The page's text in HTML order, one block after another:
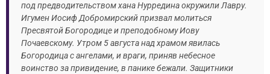
под предводительством хана Нурредина окружили Лавру.
Игумен Иосиф Добромирский призвал молиться
Пресвятой Богородице и преподобному Иову
Почаевскому. Утром 5 августа над храмом явилась
Богородица с ангелами, и враги, приняв небесное
воинство за привидение, в панике бежали. Защитники